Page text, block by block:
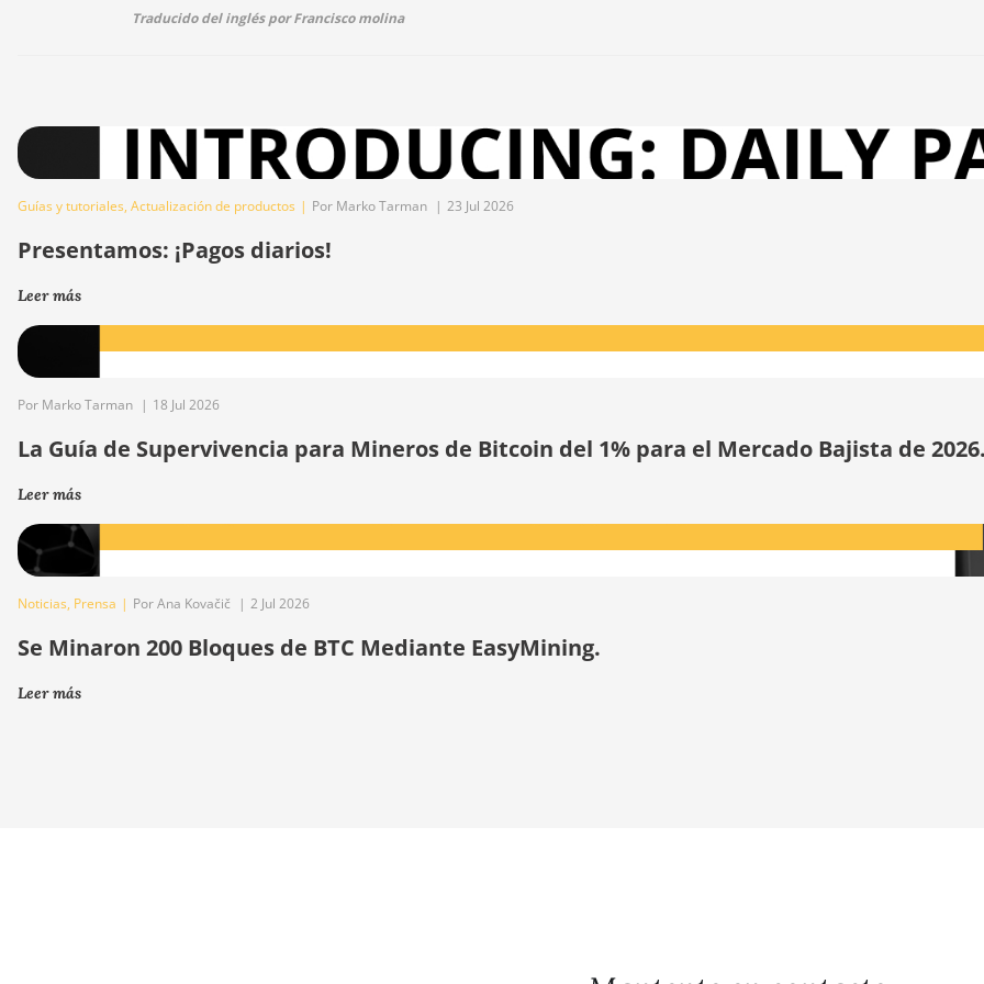
Traducido del inglés por Francisco molina
Guías y tutoriales, Actualización de productos | Por Marko Tarman | 23 Jul 2026
Presentamos: ¡Pagos diarios!
Leer más
Por Marko Tarman | 18 Jul 2026
La Guía de Supervivencia para Mineros de Bitcoin del 1% para el Mercado Bajista de
Leer más
Noticias, Prensa | Por Ana Kovačič | 2 Jul 2026
Se Minaron 200 Bloques de BTC Mediante EasyMining.
Leer más